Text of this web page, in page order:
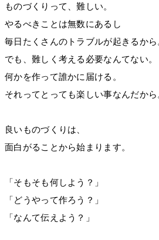
ものづくりって、難しい。
やるべきことは無数にあるし
毎日たくさんのトラブルが起きるから
でも、難しく考える必要なんてない。
何かを作って誰かに届ける。
それってとっても楽しい事なんだから
良いものづくりは、
面白がることから始まります。
「そもそも何しよう？」
「どうやって作ろう？」
「なんて伝えよう？」